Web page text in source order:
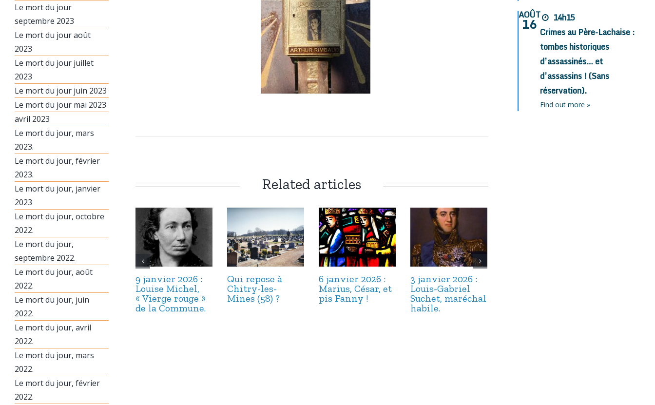
Related articles
9 janvier 2026 :
Louise Michel,
« Vierge rouge »
de la Commune.
Qui repose à
Chitry-les-
Mines (58) ?
6 janvier 2026 :
Marius, César, et
pis Fanny !
3 janvier 2026 :
Louis-Gabriel
Suchet, maréchal
habile.
Le mort du jour
septembre 2023
Le mort du jour août
2023
Le mort du jour juillet
2023
Le mort du jour juin 2023
Le mort du jour mai 2023
avril 2023
Le mort du jour, mars
2023.
Le mort du jour, février
2023.
Le mort du jour, janvier
2023
Le mort du jour, octobre
2022.
Le mort du jour,
septembre 2022.
Le mort du jour, août
2022.
Le mort du jour, juin
2022.
Le mort du jour, avril
2022.
Le mort du jour, mars
2022.
Le mort du jour, février
2022.
AOÛT
16
14h15
Crimes au Père-Lachaise :
tombes historiques
d’assassinés… et
d’assassins ! (Sans
réservation).
Find out more »